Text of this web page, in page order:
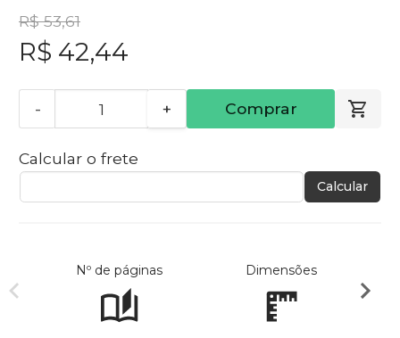
R$ 53,61
R$ 42,44
- + Comprar
Calcular o frete
Calcular
Nº de páginas Dimensões